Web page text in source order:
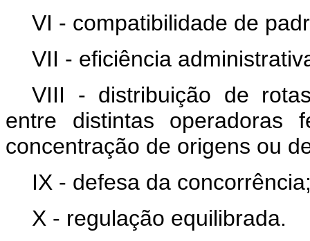
VI - compatibilidade de
VII - eficiência
VIII - distribuição de
entre distintas operadoras
concentração de origens ou
IX - defesa da
X - regulação equilibrada.